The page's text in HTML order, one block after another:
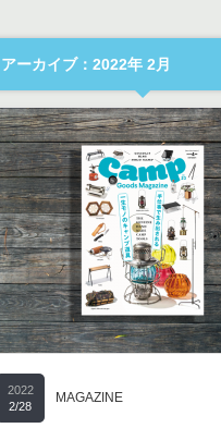
アーカイブ：2022年 2月
2022
2/28
MAGAZINE